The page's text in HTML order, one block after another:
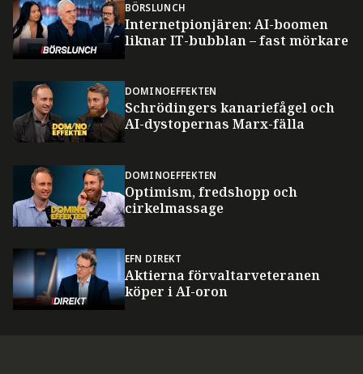
BÖRSLUNCH
Internetpionjären: AI-boomen
liknar IT-bubblan – fast mörkare
DOMINOEFFEKTEN
Schrödingers kanariefågel och
AI-dystopernas Marx-fälla
DOMINOEFFEKTEN
Optimism, fredshopp och
cirkelmassage
EFN DIREKT
Aktierna förvaltarveteranen
köper i AI-oron